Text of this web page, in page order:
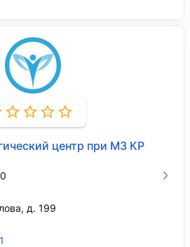
центр при МЗ КР
д. 199